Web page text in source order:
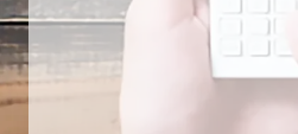
平素は格別のご愛顧を賜り
下記期間を年末年始休業と